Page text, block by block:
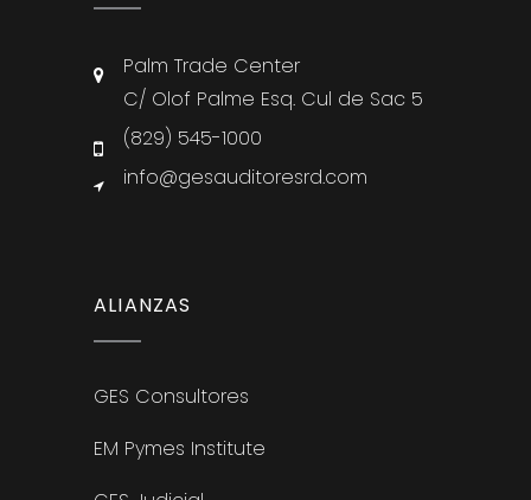
Palm Trade Center
C/ Olof Palme Esq. Cul de Sac 5
(829) 545-1000
info@gesauditoresrd.com
ALIANZAS
GES Consultores
EM Pymes Institute